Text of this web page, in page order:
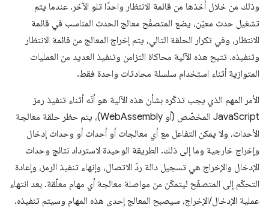
وذلك من خلال أخذها من قائمة الانتظار واحدًا تلو الآخر. عندما يتم
تشغيل حدث معيّن، يضع المتصفّح معالج الحدث المناسب في قائمة
الانتظار، وفي تكرار الحلقة التالي، يتم إخراج المعالج من قائمة الانتظار
وتنفيذه. تتيح هذه الآلية محاكاة التزامن وتنفيذ العديد من العمليات
المتوازية أثناء استخدام سلسلة محادثات واحدة فقط.
الأمر المهم الذي يجب تذكّره بشأن هذه الآلية هو أنّه أثناء تنفيذ رمز
JavaScript المخصّص (أو WebAssembly)، يتم حظر حلقة معالجة
الأحداث، ولا يمكن التفاعل مع أي معالجات أو أحداث أو وحدات إدخال
وإخراج خارجية وما إلى ذلك. الطريقة الوحيدة لاسترداد نتائج وحدات
الإدخال والإخراج هي تسجيل دالة ردّ الاتصال، وإنهاء تنفيذ الرمز، وإعادة
التحكّم إلى المتصفّح ليتمكّن من مواصلة معالجة أي مهام معلّقة. بعد انتهاء
عملية الإدخال/الإخراج، سيصبح المعالج إحدى هذه المهام وسيتم تنفيذه.